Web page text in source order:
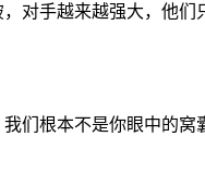
对手越来越强大，他
们根本不是你眼中的窝